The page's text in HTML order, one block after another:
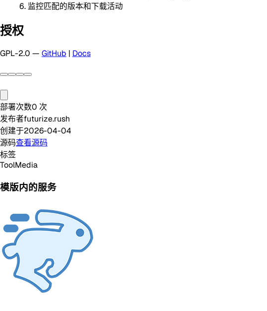
监控匹配的版本和下载活动
授权
GPL-2.0 — GitHub | Docs
部署次数0 次
发布者futurize.rush
创建于2026-04-04
源码查看源码
标签
ToolMedia
模版内的服务